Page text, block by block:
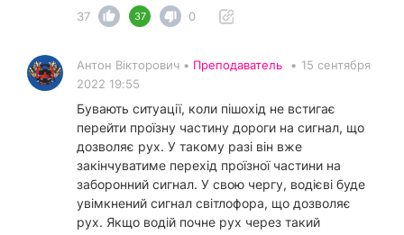
37
37 0
Антон Вікторович • Преподаватель • 15 сентября
2022 19:55
Бувають ситуації, коли пішохід не встигає
перейти проїзну частину дороги на сигнал, що
дозволяє рух. У такому разі він вже
закінчуватиме перехід проїзної частини на
заборонний сигнал. У свою чергу, водієві буде
увімкнений сигнал світлофора, що дозволяє
рух. Якщо водій почне рух через такий